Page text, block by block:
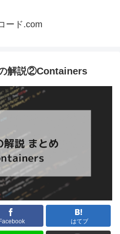
ード.com
解説②Containers
はてブ